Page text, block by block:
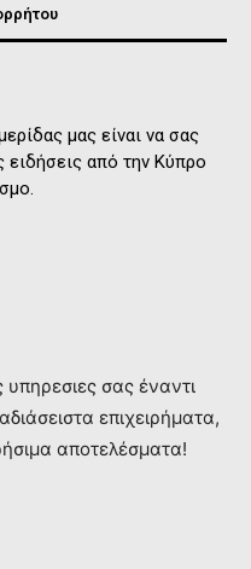
μας είναι να σας
ειδήσεις από την Κύπρο
σας έναντι
επιχειρήματα,
αποτελέσματα!